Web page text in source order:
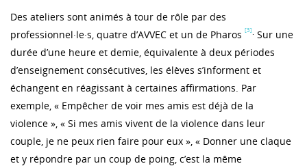
Des ateliers sont animés à tour de rôle par des
professionnel·le·s, quatre d’AVVEC et un de Pharos [3]
Sur une
durée d’une heure et demie, équivalente à deux périodes
d’enseignement consécutives, les élèves s’informent et
échangent en réagissant à certaines affirmations. Par
exemple, « Empêcher de voir mes amis est déjà de la
violence », « Si mes amis vivent de la violence dans leur
couple, je ne peux rien faire pour eux », « Donner une claque
et y répondre par un coup de poing, c’est la même